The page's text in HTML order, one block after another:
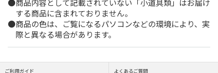
商品内容として記載されていない「小道具類」はお届け
する商品に含まれておりません。
商品の色は、ご覧になるパソコンなどの環境により、実
際と異なる場合があります。
ご利用ガイド よくあるご質問